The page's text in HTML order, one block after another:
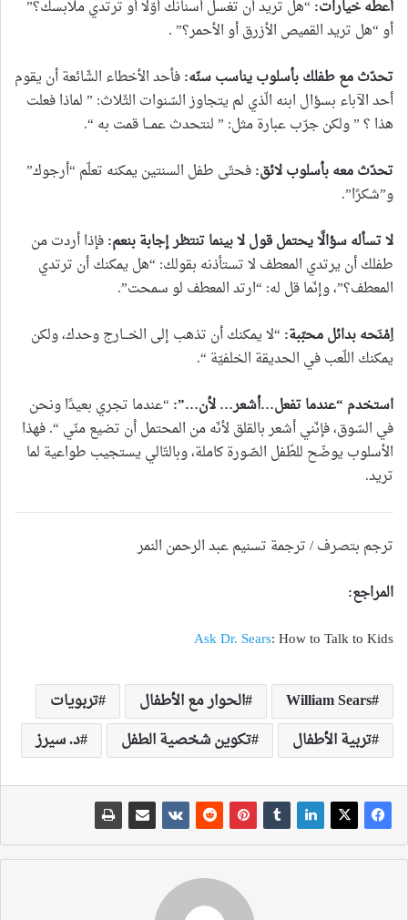
أعطه خيارات: “هل تريد أن تغسل أسنانك أوّلا أو ترتدي ملابسك؟”
أو “هل تريد القميص الأزرق أو الأحمر؟” .
تحدّث مع طفلك بأسلوب يناسب سنّه:فأحد الأخطاء الشّائعة أن يقوم
أحد الآباء بسؤال ابنه الّذي لم يتجاوز السّنوات الثّلاث: ” لماذا فعلت
هذا ؟ ” ولكن جرّب عبارة مثل: ” لنتحدث عمـــا قمت به “.
تحدّث معه بأسلوب لائق:فحتّى طفل السنتين يمكنه تعلّم “أرجوك”
و”شكرًا”.
لا تسأله سؤالًا يحتمل قول لا بينما تنتظر إجابة بنعم:فإذا أردت من
طفلك أن يرتدي المعطف لا تستأذنه بقولك: “هل يمكنك أن ترتدي
المعطف؟”، وإنّما قل له: “ارتد المعطف لو سمحت”.
اِمْنَحه بدائل محبّبة: “لا يمكنك أن تذهب إلى الخـــارج وحدك، ولكن
يمكنك اللّعب في الحديقة الخلفيّة “.
استخدم “عندما تفعل…أشعر… لأن…”: “عندما تجري بعيدًا ونحن
في السّوق، فإنّني أشعر بالقلق لأنّه من المحتمل أن تضيع منّي “. فهذا
الأسلوب يوضّح للطّفل الصّورة كاملة، وبالتّالي يستجيب طواعية لما
تريد.
ترجم بتصرف / ترجمة تسنيم عبد الرحمن النمر
المراجع:
Ask Dr. Sears: How to Talk to Kids
William Sears الحوار مع الأطفال
تربويات
تربية الأطفال
تكوين شخصية الطفل د. سيرز